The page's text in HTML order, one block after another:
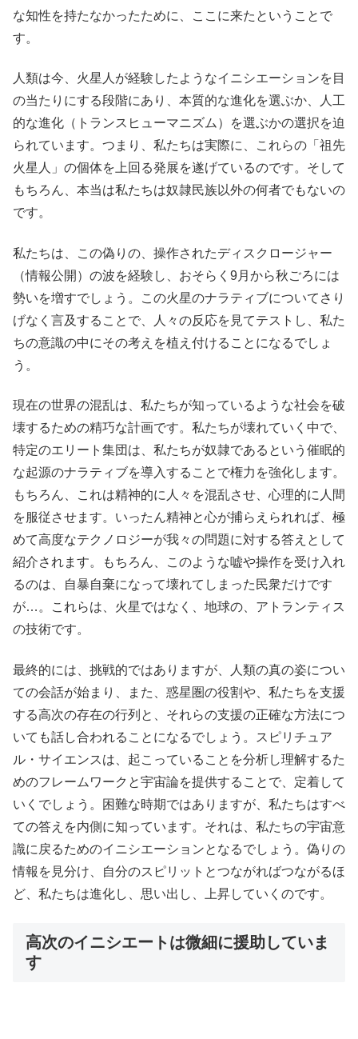
な知性を持たなかったために、ここに来たということで
す。
人類は今、火星人が経験したようなイニシエーションを目
の当たりにする段階にあり、本質的な進化を選ぶか、人工
的な進化（トランスヒューマニズム）を選ぶかの選択を迫
られています。つまり、私たちは実際に、これらの「祖先
火星人」の個体を上回る発展を遂げているのです。そして
もちろん、本当は私たちは奴隷民族以外の何者でもないの
です。
私たちは、この偽りの、操作されたディスクロージャー
（情報公開）の波を経験し、おそらく9月から秋ごろには
勢いを増すでしょう。この火星のナラティブについてさり
げなく言及することで、人々の反応を見てテストし、私た
ちの意識の中にその考えを植え付けることになるでしょ
う。
現在の世界の混乱は、私たちが知っているような社会を破
壊するための精巧な計画です。私たちが壊れていく中で、
特定のエリート集団は、私たちが奴隷であるという催眠的
な起源のナラティブを導入することで権力を強化します。
もちろん、これは精神的に人々を混乱させ、心理的に人間
を服従させます。いったん精神と心が捕らえられれば、極
めて高度なテクノロジーが我々の問題に対する答えとして
紹介されます。もちろん、このような嘘や操作を受け入れ
るのは、自暴自棄になって壊れてしまった民衆だけです
が…。これらは、火星ではなく、地球の、アトランティス
の技術です。
最終的には、挑戦的ではありますが、人類の真の姿につい
ての会話が始まり、また、惑星圏の役割や、私たちを支援
する高次の存在の行列と、それらの支援の正確な方法につ
いても話し合われることになるでしょう。スピリチュア
ル・サイエンスは、起こっていることを分析し理解するた
めのフレームワークと宇宙論を提供することで、定着して
いくでしょう。困難な時期ではありますが、私たちはすべ
ての答えを内側に知っています。それは、私たちの宇宙意
識に戻るためのイニシエーションとなるでしょう。偽りの
情報を見分け、自分のスピリットとつながればつながるほ
ど、私たちは進化し、思い出し、上昇していくのです。
高次のイニシエートは微細に援助していま
す